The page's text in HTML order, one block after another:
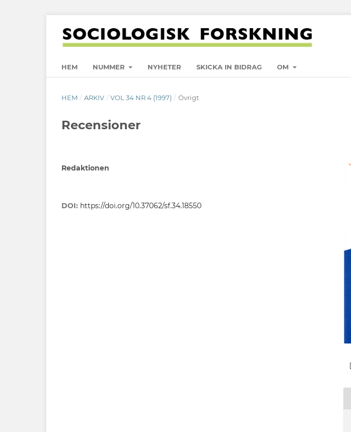
HEM NUMMER NYHETER SKICKA IN BIDRAG OM
HEM / ARKIV / VOL 34 NR 4 (1997) / Övrigt
Recensioner
Redaktionen
DOI: https://doi.org/10.37062/sf.34.18550